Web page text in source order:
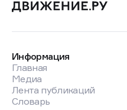
Информация
Главная
Медиа
Лента публикаций
Словарь